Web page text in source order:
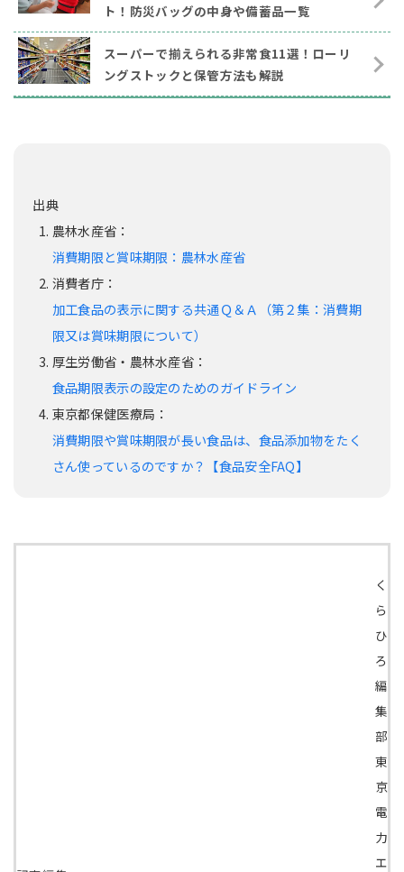
ト！防災バッグの中身や備蓄品一覧
スーパーで揃えられる非常食11選！ローリ
ングストックと保管方法も解説
農林水産省：
消費期限と賞味期限：農林水産省
消費者庁：
加工食品の表示に関する共通Ｑ＆Ａ（第２集：消費期
限又は賞味期限について）
厚生労働省・農林水産省：
食品期限表示の設定のためのガイドライン
東京都保健医療局：
消費期限や賞味期限が長い食品は、食品添加物をたく
さん使っているのですか？【食品安全FAQ】
く
ら
ひ
ろ
編
集
部
東
京
電
力
エ